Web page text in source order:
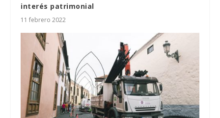
interés patrimonial
11 febrero 2022